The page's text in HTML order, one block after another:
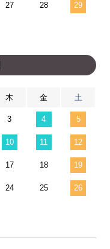
27 28 29
木 金 土
3 4 5
10 11 12
17 18 19
24 25 26